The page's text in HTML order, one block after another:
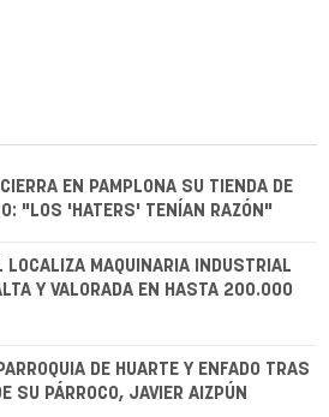
EN PAMPLONA SU TIENDA DE
"LOS 'HATERS' TENÍAN RAZÓN"
LOCALIZA MAQUINARIA INDUSTRIAL
Y VALORADA EN HASTA 200.000
DE HUARTE Y ENFADO TRAS
SU PÁRROCO, JAVIER AIZPÚN